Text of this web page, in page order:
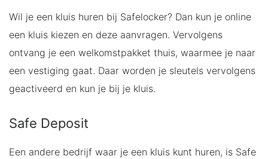
Wil je een kluis huren bij Safelocker? Dan kun je online
een kluis kiezen en deze aanvragen. Vervolgens
ontvang je een welkomstpakket thuis, waarmee je naar
een vestiging gaat. Daar worden je sleutels vervolgens
geactiveerd en kun je bij je kluis.
Safe Deposit
Een andere bedrijf waar je een kluis kunt huren, is Safe